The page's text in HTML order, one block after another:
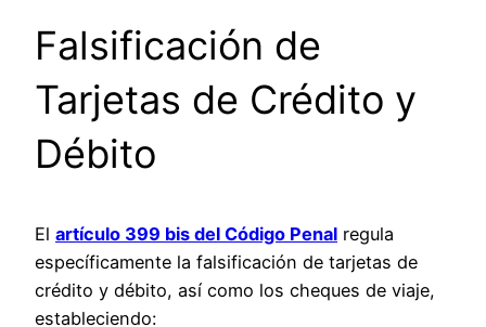
Falsificación de
Tarjetas de Crédito y
Débito
El artículo 399 bis del Código Penal regula
específicamente la falsificación de tarjetas de
crédito y débito, así como los cheques de viaje,
estableciendo: